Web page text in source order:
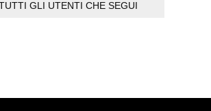
GLI UTENTI CHE SEGUI